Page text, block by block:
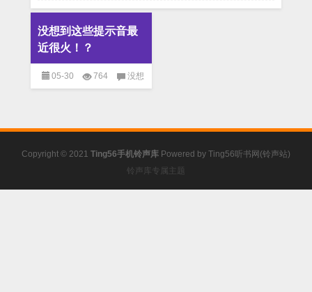
没想到这些提示音最
近很火！？
05-30 764 没想
Copyright © 2021 Ting56手机铃声库 Powered by Ting56听书网(铃声站)
铃声库专属主题